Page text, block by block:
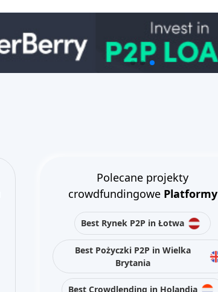
Polecane projekty
crowdfundingowe Platformy
Best Rynek P2P in Łotwa
Best Pożyczki P2P in Wielka
Brytania
Best Crowdlending in Holandia